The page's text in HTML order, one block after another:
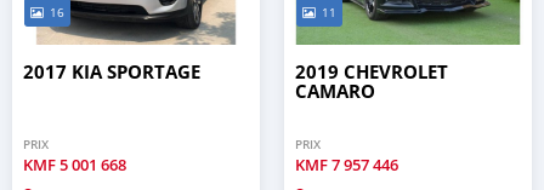
16
2017 KIA SPORTAGE
PRIX
KMF5 001 668
11
2019 CHEVROLET
CAMARO
PRIX
KMF7 957 446